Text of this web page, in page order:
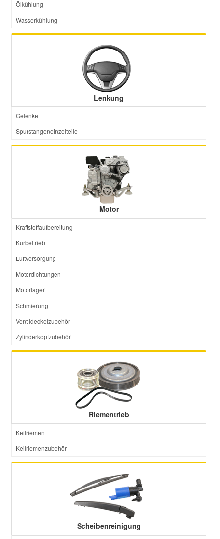
Ölkühlung
Wasserkühlung
Lenkung
Gelenke
Spurstangeneinzelteile
Motor
Kraftstoffaufbereitung
Kurbeltrieb
Luftversorgung
Motordichtungen
Motorlager
Schmierung
Ventildeckelzubehör
Zylinderkopfzubehör
Riementrieb
Keilriemen
Keilriemenzubehör
Scheibenreinigung